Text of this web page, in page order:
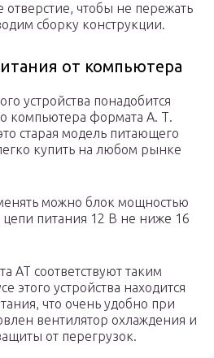
отверстие, чтобы не пережать
сборку конструкции.
от компьютера
устройства понадобится
компьютера формата А. Т.
старая модель питающего
купить на любом рынке
можно блок мощностью
питания 12 В не ниже 16
АТ соответствуют таким
этого устройства находится
что очень удобно при
вентилятор охлаждения и
от перегрузок.